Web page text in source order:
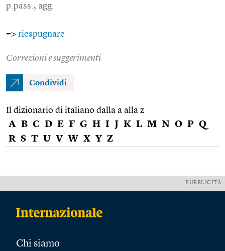
p.pass., agg.
=> riespugnare
Correzioni e suggerimenti
Condividi
Il dizionario di italiano dalla a alla z
A B C D E F G H I J K L M N O P Q
R S T U V W X Y Z
PUBBLICITÀ
Chi siamo